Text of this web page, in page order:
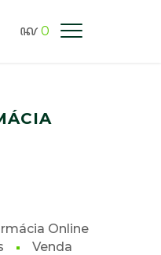
0
LISBOA
Online
Venda